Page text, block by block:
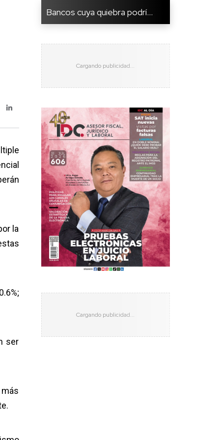
la
ser
Bancos cuya quiebra podrí...